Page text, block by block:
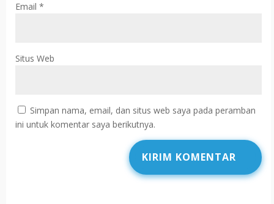
Email *
Situs Web
Simpan nama, email, dan situs web saya pada peramban
ini untuk komentar saya berikutnya.